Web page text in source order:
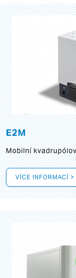
E2M
Mobilní
VÍCE INFORMACÍ >